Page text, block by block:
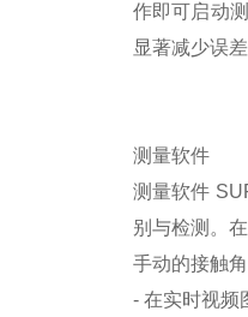
作即可启动
显著减少误
测量软件
测量软件
别与检测。
手动的接触
- 在实时视频